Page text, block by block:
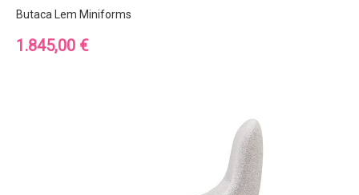
Butaca Lem Miniforms
Precio
1.845,00 €